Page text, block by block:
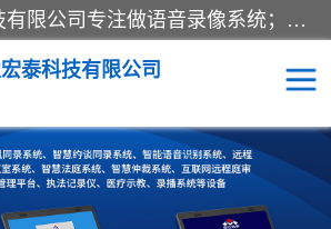
深圳鼎立宏泰科技有限公司专注做语音录像系统；主要服务有：约谈室同步录音录像系统、设计数字询问同步录音录像、数字约谈室同步录音录像、公开听证室、智慧庭审、智能语音识别转写、远程提讯（提审）、记录仪、远程指挥综合管理平台、录播系统等
泰科技有限公司
便携式审讯设备